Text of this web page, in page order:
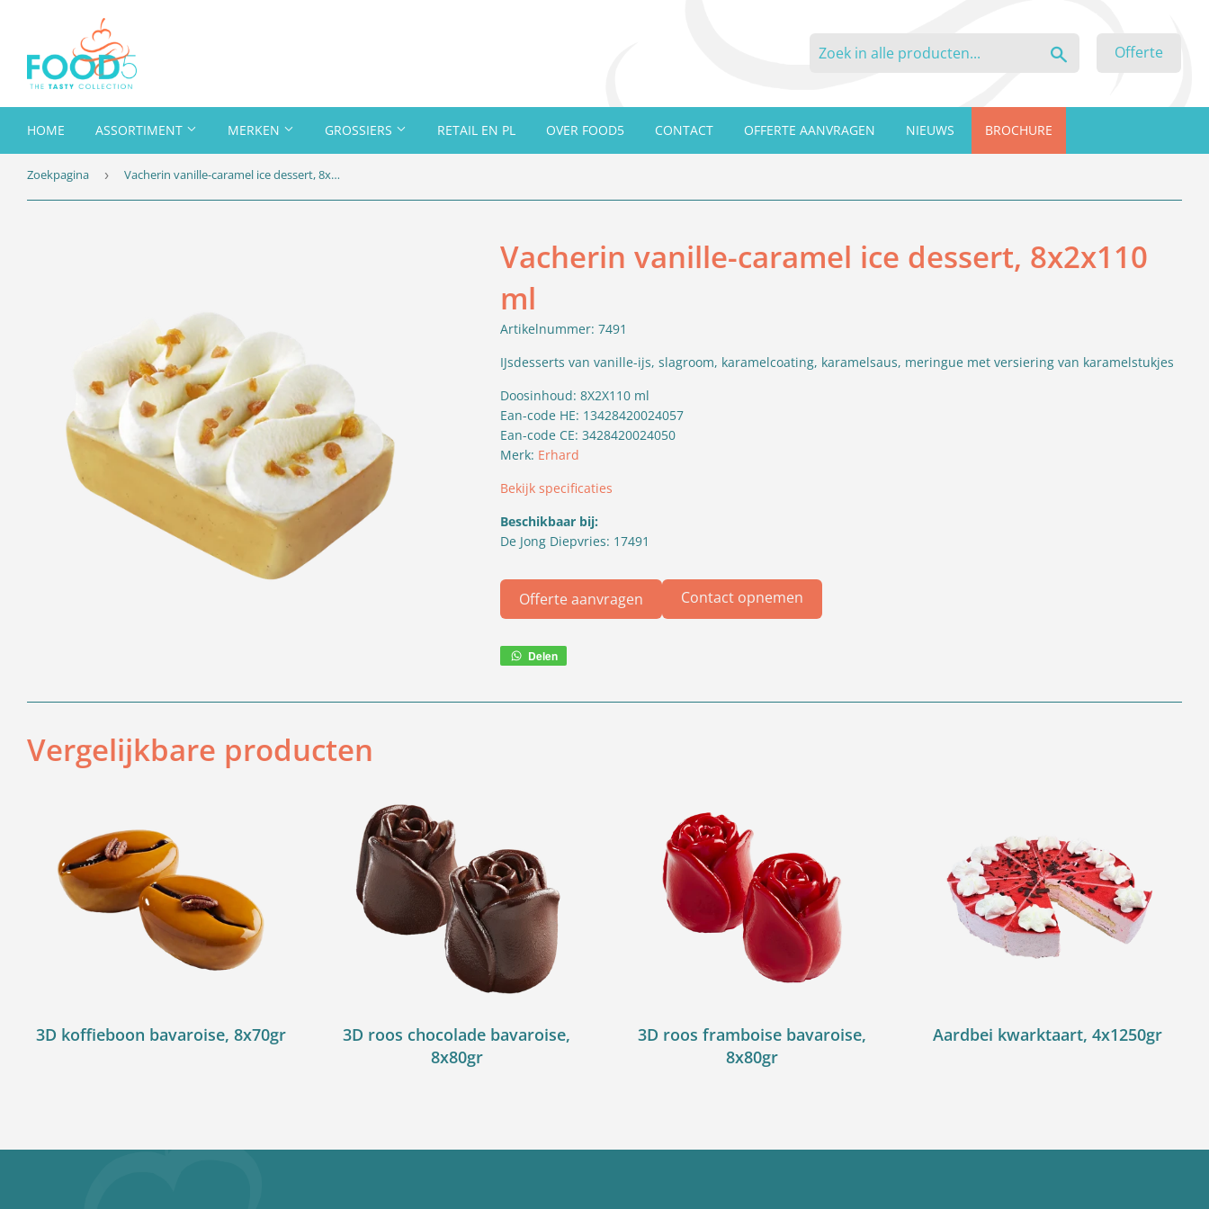
Offerte
HOME ASSORTIMENT MERKEN GROSSIERS RETAIL EN PL OVER FOOD5 CONTACT OFFERTE AANVRAGEN NIEUWS BROCHURE
Zoekpagina › Vacherin vanille-caramel ice dessert, 8x2x110 ml
Vacherin vanille-caramel ice dessert, 8x2x110
ml
Artikelnummer: 7491
IJsdesserts van vanille-ijs, slagroom, karamelcoating, karamelsaus, meringue met versiering van karamelstukjes
Doosinhoud: 8X2X110 ml
Ean-code HE: 13428420024057
Ean-code CE: 3428420024050
Merk: Erhard
Bekijk specificaties
Beschikbaar bij:
De Jong Diepvries: 17491
Offerte aanvragen Contact opnemen
Delen
Vergelijkbare producten
3D koffieboon bavaroise, 8x70gr
3D roos chocolade bavaroise,
8x80gr
3D roos framboise bavaroise,
8x80gr
Aardbei kwarktaart, 4x1250gr